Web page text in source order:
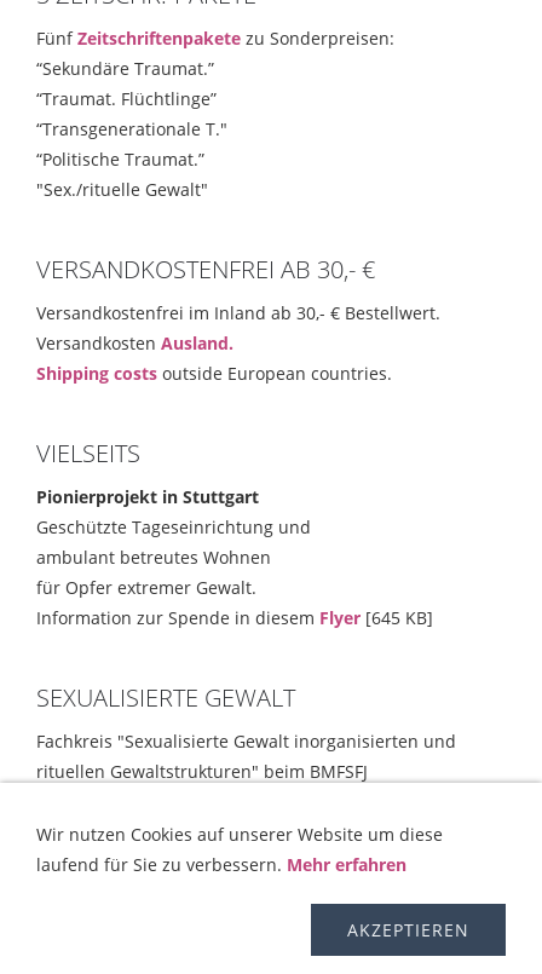
FünfZeitschriftenpakete zu Sonderpreisen:
“Sekundäre Traumat.”
“Traumat. Flüchtlinge”
“Transgenerationale T."
“Politische Traumat.”
"Sex./rituelle Gewalt"
VERSANDKOSTENFREI AB 30,- €
Versandkostenfrei im Inland ab 30,- € Bestellwert.
Versandkosten Ausland.
Shipping costs outside European countries.
VIELSEITS
Pionierprojekt in Stuttgart
Geschützte Tageseinrichtung und
ambulant betreutes Wohnen
für Opfer extremer Gewalt.
Information zur Spende in diesem Flyer [645 KB]
SEXUALISIERTE GEWALT
Fachkreis "Sexualisierte Gewalt inorganisierten und
rituellen Gewaltstrukturen" beim BMFSFJ
DISCLAIMER
Wir nutzen Cookies auf unserer Website um diese
laufend für Sie zu verbessern. Mehr erfahren
AKZEPTIEREN